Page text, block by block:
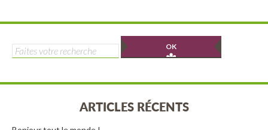
Rechercher :
ARTICLES RÉCENTS